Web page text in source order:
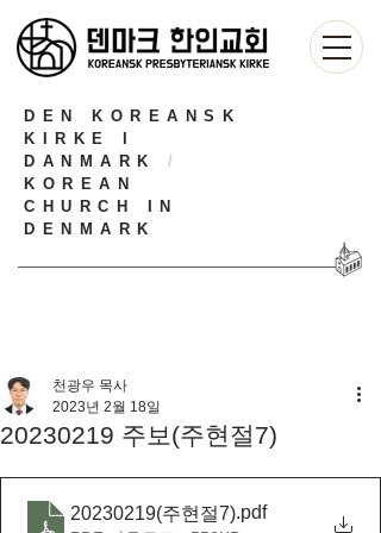
DEN KOREANSK
KIRKE I
DANMARK /
KOREAN
CHURCH IN
DENMARK
20230219 주보(주현절7)
천광우 목사
2023년 2월 18일
20230219(주현절7).pdf